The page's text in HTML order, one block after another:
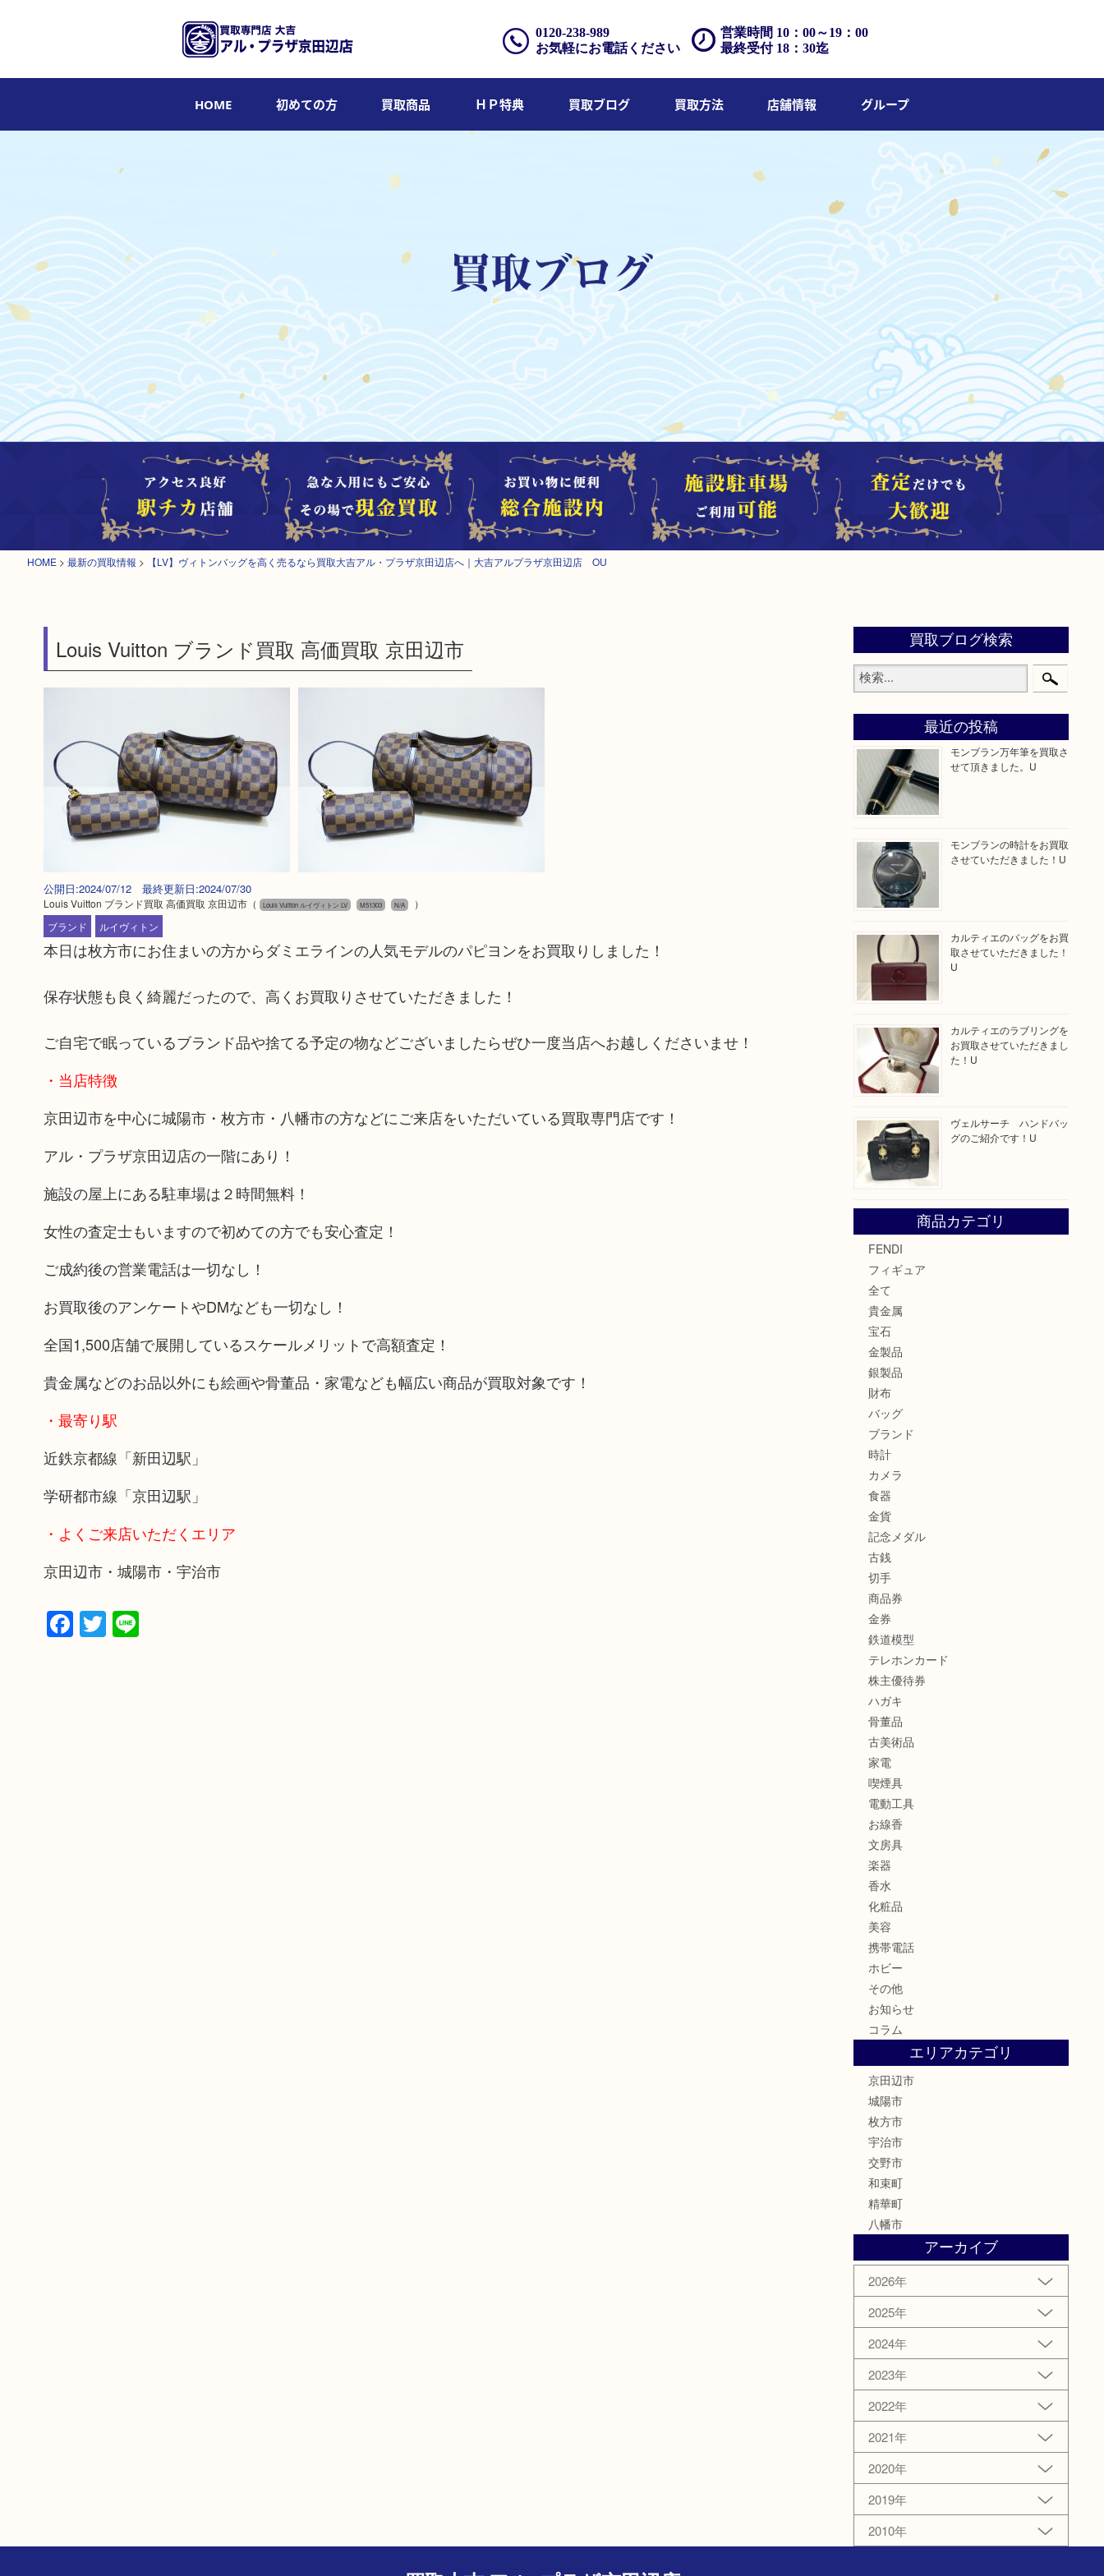
営業時間 10：00～19：00
最終受付 18：30迄
0120-238-989
お気軽にお電話ください
HOME 初めての方 買取商品 ＨＰ特典 買取ブログ 買取方法 店舗情報 グループ
HOME > 最新の買取情報 > 【LV】ヴィトンバッグを高く売るなら買取大吉アル・プラザ京田辺店へ｜大吉アルプラザ京田辺店 OU
Louis Vuitton ブランド買取 高価買取 京田辺市
公開日:2024/07/12 最終更新日:2024/07/30
Louis Vuitton ブランド買取 高価買取 京田辺市（ Louis Vuitton ルイヴィトン LV M51303 N/A
）
ブランド
ルイヴィトン
本日は枚方市にお住まいの方からダミエラインの人気モデルのパピヨンをお買取りしました！
保存状態も良く綺麗だったので、高くお買取りさせていただきました！
ご自宅で眠っているブランド品や捨てる予定の物などございましたらぜひ一度当店へお越しくださいませ！
・当店特徴
京田辺市を中心に城陽市・枚方市・八幡市の方などにご来店をいただいている買取専門店です！
アル・プラザ京田辺店の一階にあり！
施設の屋上にある駐車場は２時間無料！
女性の査定士もいますので初めての方でも安心査定！
ご成約後の営業電話は一切なし！
お買取後のアンケートやDMなども一切なし！
全国1,500店舗で展開しているスケールメリットで高額査定！
貴金属などのお品以外にも絵画や骨董品・家電なども幅広い商品が買取対象です！
・最寄り駅
近鉄京都線「新田辺駅」
学研都市線「京田辺駅」
・よくご来店いただくエリア
京田辺市・城陽市・宇治市
Facebook
Twitter
Line
買取ブログ検索
最近の投稿
モンブラン万年筆を買取さ
せて頂きました。U
モンブランの時計をお買取
させていただきました！U
カルティエのバッグをお買
取させていただきました！
U
カルティエのラブリングを
お買取させていただきまし
た！U
ヴェルサーチ ハンドバッ
グのご紹介です！U
商品カテゴリ
FENDI
フィギュア
全て
貴金属
宝石
金製品
銀製品
財布
バッグ
ブランド
時計
カメラ
食器
金貨
記念メダル
古銭
切手
商品券
金券
鉄道模型
テレホンカード
株主優待券
ハガキ
骨董品
古美術品
家電
喫煙具
電動工具
お線香
文房具
楽器
香水
化粧品
美容
携帯電話
ホビー
その他
お知らせ
コラム
エリアカテゴリ
京田辺市
城陽市
枚方市
宇治市
交野市
和束町
精華町
八幡市
アーカイブ
2026年
2025年
2024年
2023年
2022年
2021年
2020年
2019年
2010年